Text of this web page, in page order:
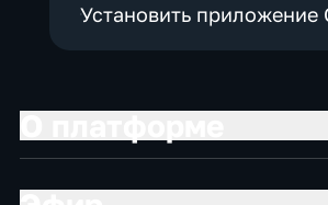
Установить приложение